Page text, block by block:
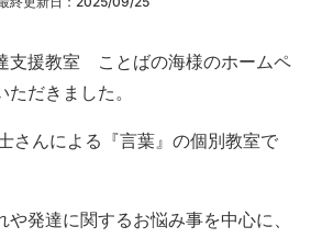
支援教室 ことばの海様のホームペ
だきました。
さんによる『言葉』の個別教室で
発達に関するお悩み事を中心に、